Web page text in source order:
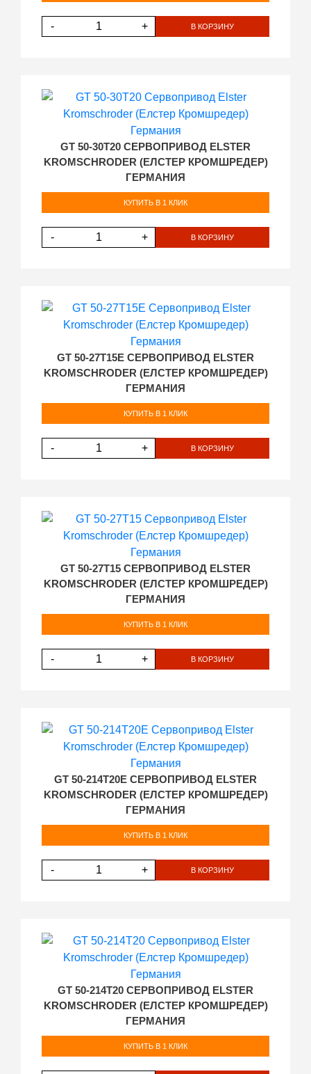
- + В КОРЗИНУ
GT 50-30T20 СЕРВОПРИВОД ELSTER
KROMSCHRODER (ЕЛСТЕР КРОМШРЕДЕР)
ГЕРМАНИЯ
КУПИТЬ В 1 КЛИК
- + В КОРЗИНУ
GT 50-27T15E СЕРВОПРИВОД ELSTER
KROMSCHRODER (ЕЛСТЕР КРОМШРЕДЕР)
ГЕРМАНИЯ
КУПИТЬ В 1 КЛИК
- + В КОРЗИНУ
GT 50-27T15 СЕРВОПРИВОД ELSTER
KROMSCHRODER (ЕЛСТЕР КРОМШРЕДЕР)
ГЕРМАНИЯ
КУПИТЬ В 1 КЛИК
- + В КОРЗИНУ
GT 50-214T20E СЕРВОПРИВОД ELSTER
KROMSCHRODER (ЕЛСТЕР КРОМШРЕДЕР)
ГЕРМАНИЯ
КУПИТЬ В 1 КЛИК
- + В КОРЗИНУ
GT 50-214T20 СЕРВОПРИВОД ELSTER
KROMSCHRODER (ЕЛСТЕР КРОМШРЕДЕР)
ГЕРМАНИЯ
КУПИТЬ В 1 КЛИК